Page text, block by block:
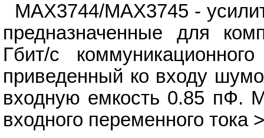
MAX3744/MAX3745 -
предназначенные для
Гбит/с
приведенный ко входу
входную емкость 0.85 пФ.
входного переменного тока